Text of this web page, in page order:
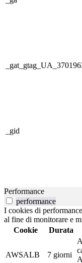
_gid
Performance
performance
I cookies di
al fine di monitorare e
Cookie
Durata
AWSALB 7 giorni